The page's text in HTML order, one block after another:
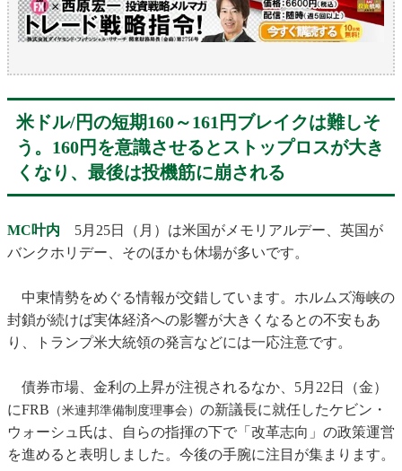
米ドル/円の短期160～161円ブレイクは難しそ
う。160円を意識させるとストップロスが大き
くなり、最後は投機筋に崩される
MC叶内 5月25日（月）は米国がメモリアルデー、英国が
バンクホリデー、そのほかも休場が多いです。
中東情勢をめぐる情報が交錯しています。ホルムズ海峡の
封鎖が続けば実体経済への影響が大きくなるとの不安もあ
り、トランプ米大統領の発言などには一応注意です。
債券市場、金利の上昇が注視されるなか、5月22日（金）
にFRB （米連邦準備制度理事会） の新議長に就任したケビン・
ウォーシュ氏は、自らの指揮の下で「改革志向」の政策運営
を進めると表明しました。今後の手腕に注目が集まります。